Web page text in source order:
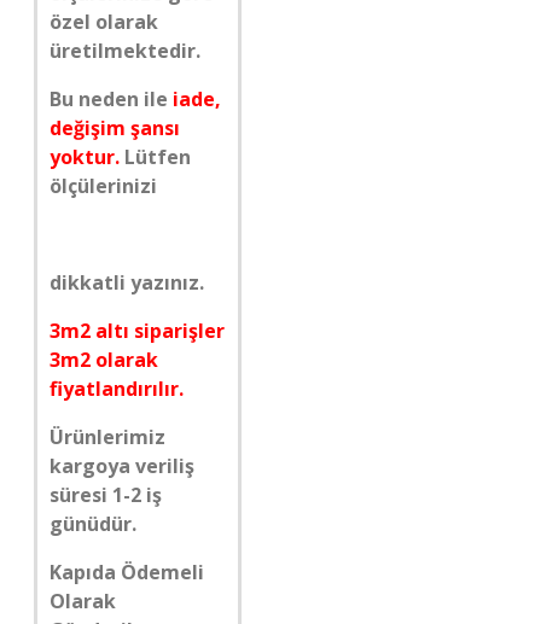
özel olarak
üretilmektedir.
Bu neden ile iade,
değişim şansı
yoktur. Lütfen
ölçülerinizi
dikkatli yazınız.
3m2 altı siparişler
3m2 olarak
fiyatlandırılır.
Ürünlerimiz
kargoya veriliş
süresi 1-2 iş
günüdür.
Kapıda Ödemeli
Olarak